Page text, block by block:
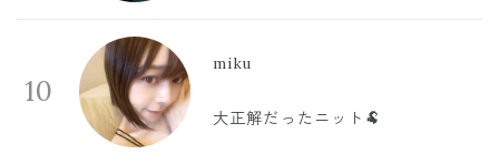
10
miku
大正解だったニット🐏